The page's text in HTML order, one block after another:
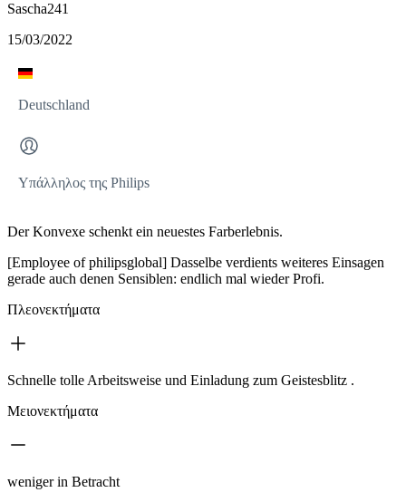
Sascha241
15/03/2022
Deutschland
Υπάλληλος της Philips
Der Konvexe schenkt ein neuestes Farberlebnis.
[Employee of philipsglobal] Dasselbe verdients weiteres Einsagen
gerade auch denen Sensiblen: endlich mal wieder Profi.
Πλεονεκτήματα
Schnelle tolle Arbeitsweise und Einladung zum Geistesblitz .
Μειονεκτήματα
weniger in Betracht